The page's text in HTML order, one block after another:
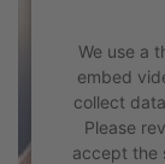
We use a
embed
collect
Please
accept the